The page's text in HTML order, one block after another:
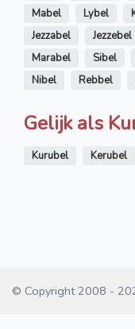
Mabel
Lybel
Jezzabel
Jezzebel
Marabel
Sibel
Nibel
Rebbel
Gelijk als
Kurubel Kerubel
© Copyright 2008 -